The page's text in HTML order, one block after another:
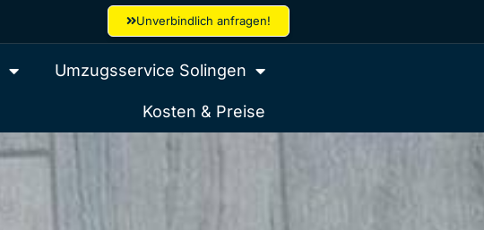
Unverbindlich anfragen!
Umzugsservice Solingen
Kosten & Preise